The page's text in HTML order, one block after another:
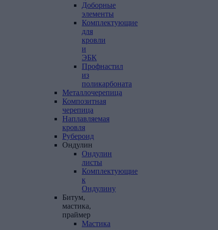
Доборные
элементы
Комплектующие
для
кровли
и
ЭБК
Профнастил
из
поликарбоната
Металлочерепица
Композитная
черепица
Наплавляемая
кровля
Рубероид
Ондулин
Ондулин
листы
Комплектующие
к
Ондулину
Битум,
мастика,
праймер
Мастика